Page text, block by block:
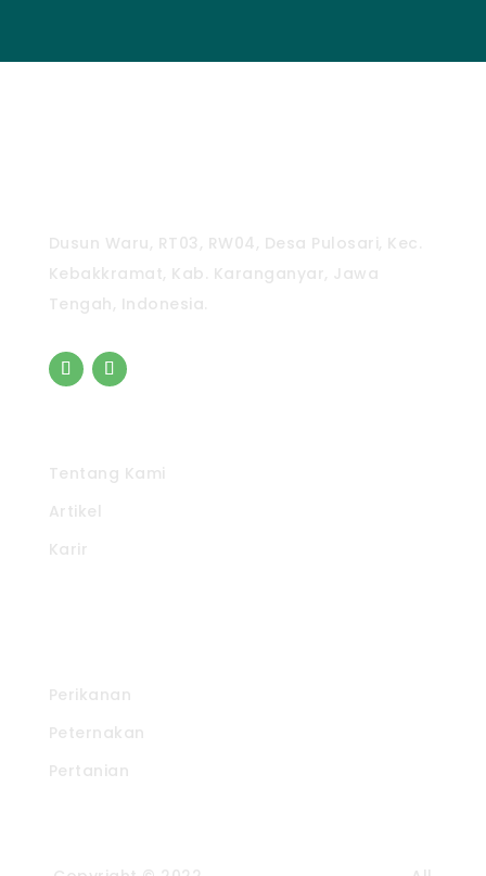
Dusun Waru, RT03, RW04, Desa Pulosari, Kec.
Kebakkramat, Kab. Karanganyar, Jawa
Tengah, Indonesia.
Tentang Kami
Artikel
Karir
Perikanan
Peternakan
Pertanian